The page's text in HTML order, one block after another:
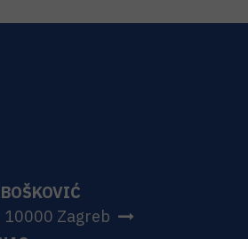
10000 Zagreb